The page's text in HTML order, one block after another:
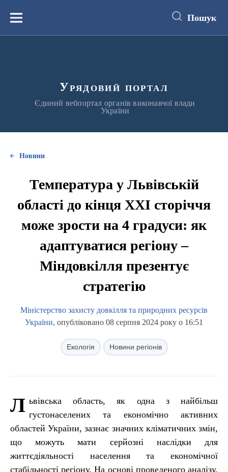
вмістуМеню Пошук
Урядовий портал
Єдиний вебпортал органів виконавчої влади
України
Новини
Температура у Львівській
області до кінця XXI сторіччя
може зрости на 4 градуси: як
адаптуватися регіону –
Міндовкілля презентує
стратегію
Міністерство захисту довкілля та природних ресурсів
України, опубліковано 08 серпня 2024 року о 16:51
Екологія Новини регіонів
Л ьвівська область, як одна з найбільш
густонаселених та економічно активних
областей України, зазнає значних кліматичних змін,
що можуть мати серйозні наслідки для
життєдіяльності населення та економічної
стабільності регіону. На основі проведеного аналізу,